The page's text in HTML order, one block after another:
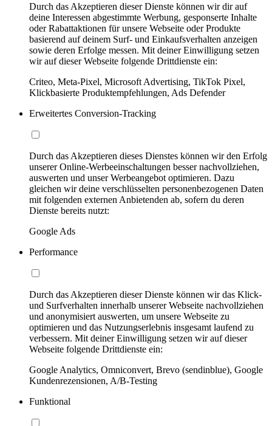
Durch das Akzeptieren dieser Dienste können wir dir auf
deine Interessen abgestimmte Werbung, gesponserte Inhalte
oder Rabattaktionen für unsere Webseite oder Produkte
basierend auf deinem Surf- und Einkaufsverhalten anzeigen
sowie deren Erfolge messen. Mit deiner Einwilligung setzen
wir auf dieser Webseite folgende Drittdienste ein:
Criteo, Meta-Pixel, Microsoft Advertising, TikTok Pixel,
Klickbasierte Produktempfehlungen, Ads Defender
Erweitertes Conversion-Tracking
Durch das Akzeptieren dieses Dienstes können wir den Erfolg
unserer Online-Werbeeinschaltungen besser nachvollziehen,
auswerten und unser Werbeangebot optimieren. Dazu
gleichen wir deine verschlüsselten personenbezogenen Daten
mit folgenden externen Anbietenden ab, sofern du deren
Dienste bereits nutzt:
Google Ads
Performance
Durch das Akzeptieren dieser Dienste können wir das Klick-
und Surfverhalten innerhalb unserer Webseite nachvollziehen
und anonymisiert auswerten, um unsere Webseite zu
optimieren und das Nutzungserlebnis insgesamt laufend zu
verbessern. Mit deiner Einwilligung setzen wir auf dieser
Webseite folgende Drittdienste ein:
Google Analytics, Omniconvert, Brevo (sendinblue), Google
Kundenrezensionen, A/B-Testing
Funktional